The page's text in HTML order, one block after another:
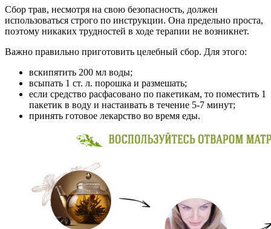
Сбор трав, несмотря на свою безопасность, должен
использоваться строго по инструкции. Она предельно проста,
поэтому никаких трудностей в ходе терапии не возникнет.
Важно правильно приготовить целебный сбор. Для этого:
вскипятить 200 мл воды;
всыпать 1 ст. л. порошка и размешать;
если средство расфасовано по пакетикам, то поместить 1
пакетик в воду и настаивать в течение 5-7 минут;
принять готовое лекарство во время еды.